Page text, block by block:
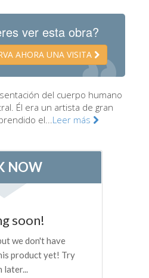
salas
Bargello
los Medici
las Piedras Duras
ver esta obra?
AHORA UNA VISITA
del cuerpo humano
Él era un artista de gran
el...Leer más